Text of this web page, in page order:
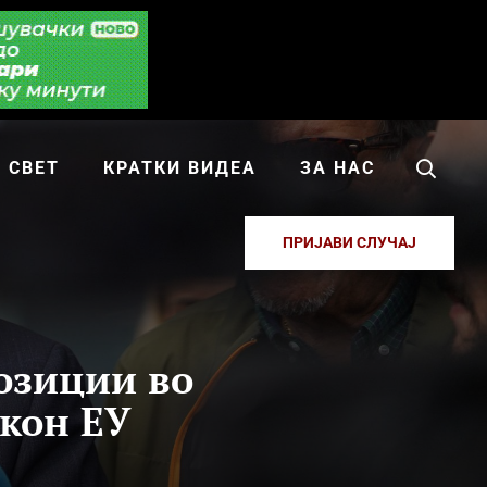
СВЕТ КРАТКИ ВИДЕА ЗА НАС
ПРИЈАВИ СЛУЧАЈ
во
ЕУ